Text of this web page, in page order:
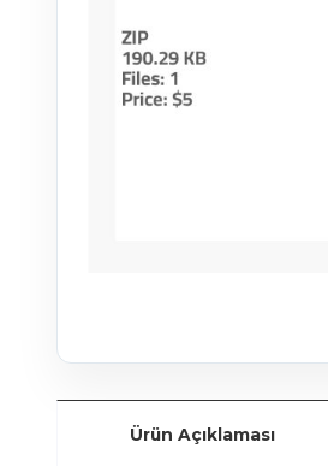
Ürün Açıklaması